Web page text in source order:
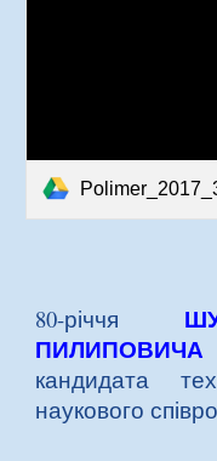
80-річчя
ПИЛИПОВИЧА
кандидата
наукового